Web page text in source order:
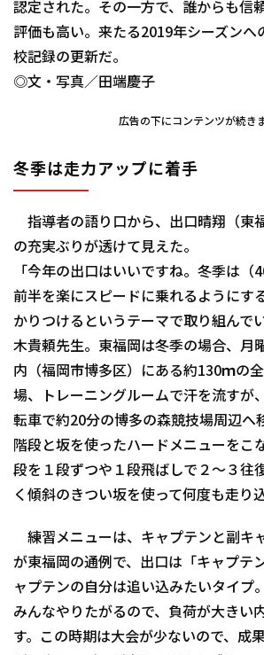
認定された。その一方で、誰からも信
評価も高い。来たる2019年シーズンへ
校記録の更新だ。
◎文・写真／田端慶子
広告の下にコンテンツが続き
冬季は走力アップに着手
指導者の語り口から、出口晴翔（東
の充実ぶりが透けて見えた。
「今年の出口はいいですね。冬季は（
前半を楽にスピードに乗れるようにす
かりつけるというテーマで取り組んで
木貴頼先生。東福岡は冬季の場合、月
内（福岡市博多区）にある約130ｍの
場、トレーニングルームで汗を流すが
転車で約20分の博多の森競技場周辺へ
階段と坂を使ったハードメニューをこ
段を１段ずつや１段飛ばしで２～３往
く傾斜のきつい坂を使って何度も走り込
練習メニューは、キャプテンと副キ
が東福岡の通例で、出口は「キャプテ
ャプテンの自分は追い込みたいタイプ
みんなやりたがるので、負荷が大きい
す。この時期は大会が少ないので、成